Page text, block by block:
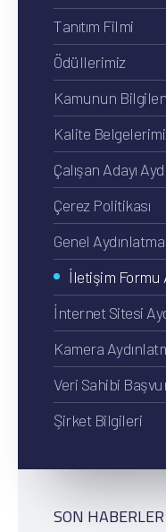
Tanıtım Filmi
Ödüllerimiz
Kamunun
Kalite
Çalışan Adayı
Çerez Politikası
Genel
İletişim Formu
İnternet Sitesi
Kamera
Veri Sahibi
Şirket Bilgileri
SON HABERLER